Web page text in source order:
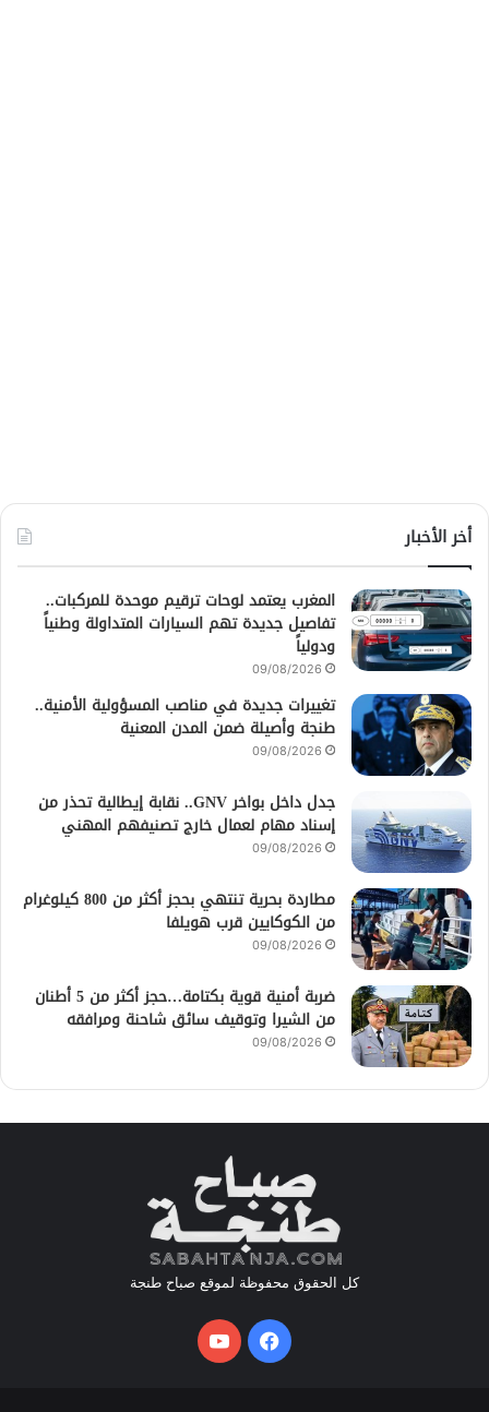
أخر الأخبار
المغرب يعتمد لوحات ترقيم موحدة للمركبات..
تفاصيل جديدة تهم السيارات المتداولة وطنياً
ودولياً
09/08/2026
تغييرات جديدة في مناصب المسؤولية الأمنية..
طنجة وأصيلة ضمن المدن المعنية
09/08/2026
جدل داخل بواخر GNV.. نقابة إيطالية تحذر من
إسناد مهام لعمال خارج تصنيفهم المهني
09/08/2026
مطاردة بحرية تنتهي بحجز أكثر من 800 كيلوغرام
من الكوكايين قرب هويلفا
09/08/2026
ضربة أمنية قوية بكتامة…حجز أكثر من 5 أطنان
من الشيرا وتوقيف سائق شاحنة ومرافقه
09/08/2026
كل الحقوق محفوظة لموقع صباح طنجة
فيسبوكيوتيوب